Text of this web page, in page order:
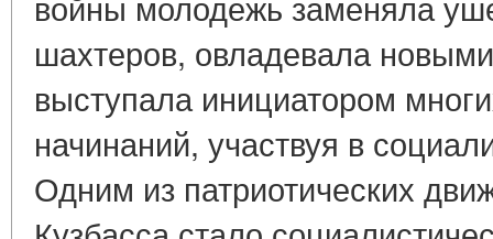
шахтеров, овладевала
выступала инициатором
начинаний, участвуя в
Одним из патриотических